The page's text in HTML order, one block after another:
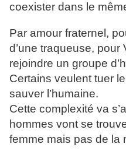
coexister dans le
Par amour fraternel,
d’une traqueuse,
rejoindre un groupe
Certains veulent tuer le
sauver l’humaine.
Cette complexité va
hommes vont se
femme mais pas de la